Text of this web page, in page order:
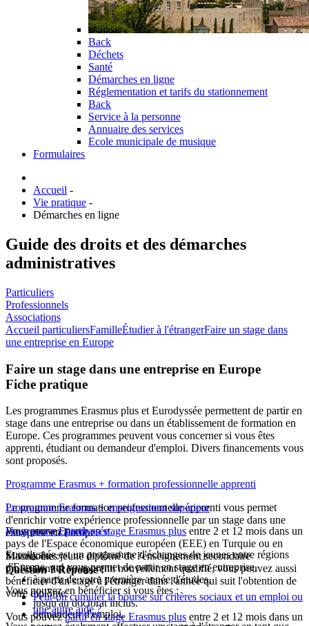
Back
Déchets
Santé
Démarches en ligne
Réglementation et tarifs du stationnement
Back
Service à la personne
Annuaire des services
Ecole municipale de musique
Formulaires
Accueil -
Vie pratique -
Démarches en ligne
Guide des droits et des démarches
administratives
Particuliers
Professionnels
Associations
Accueil particuliersFamilleÉtudier à l'étrangerFaire un stage dans
une entreprise en Europe
Faire un stage dans une entreprise en Europe
Fiche pratique
Les programmes Erasmus plus et Eurodyssée permettent de partir en
stage dans une entreprise ou dans un établissement de formation en
Europe. Ces programmes peuvent vous concerner si vous êtes
apprenti, étudiant ou demandeur d'emploi. Divers financements vous
sont proposés.
Programme Erasmus + formation professionnelle apprenti
Le programme formation professionnelle apprenti vous permet
d'enrichir votre expérience professionnelle par un stage dans une
entreprise en Europe.
Si vous êtes jeune diplômé de l'enseignement secondaire
professionnel ou apprenti nouvellement qualifié, vous pouvez aussi
bénéficier d'un stage à l'étranger dans l'année qui suit l'obtention de
votre diplôme.
Vous pouvezpartir en stage Erasmus plus entre 2 et 12 mois dans un
Programme Erasmus + enseignement supérieur
Vous pouvezpartir en stage Erasmus plus entre 2 et 12 mois dans un
pays de l'Espace économique européen (EEE) en Turquie ou en
Macédoine :
à partir de votre première année d'études,
jusqu'au doctorat inclus.
Programme Eurodyssée
Eurodyssée est un programme d'échanges de jeunes entre régions
d'Europe, qui vous permet de partir en stage en entreprise.
Vous pouvez en bénéficier si vous êtes :
demandeur d'emploi,
Question ? Réponse !
Peut-on cumuler la bourse sur critères sociaux et un emploi ou
une autre aide ?